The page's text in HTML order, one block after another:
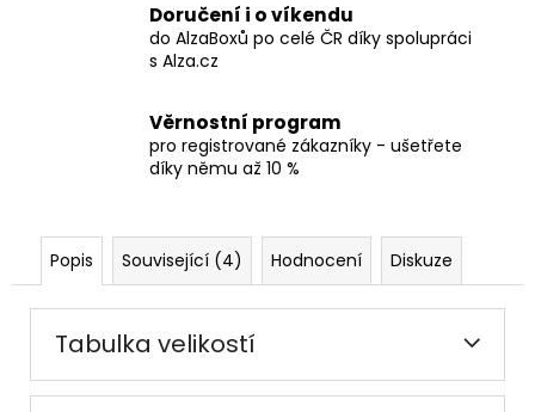
Doručení i o víkendu
do AlzaBoxů po celé ČR díky spolupráci
s Alza.cz
Věrnostní program
pro registrované zákazníky - ušetřete
díky němu až 10 %
Popis Související (4) Hodnocení Diskuze
Tabulka velikostí